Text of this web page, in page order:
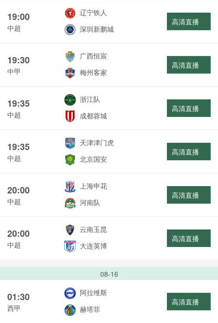
19:00
中超
辽宁铁人
深圳新鹏城
高清直播
19:30
中甲
广西恒宸
梅州客家
高清直播
19:35
中超
浙江队
成都蓉城
高清直播
19:35
中超
天津津门虎
北京国安
高清直播
20:00
中超
上海申花
河南队
高清直播
20:00
中超
云南玉昆
大连英博
高清直播
08-16
01:30
西甲
阿拉维斯
赫塔菲
高清直播